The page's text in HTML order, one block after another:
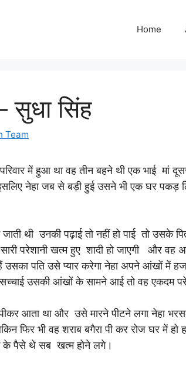
Home
सुधा सिंह
Team
में हुआ था वह तीन बहने थी एक भाई मां
नेहा जब से बड़ी हुई उसने भी एक घर पकड़
थी उनकी पढ़ाई तो नहीं हो पाई तो उसके
परेशानी खत्म हुए शादी हो जाएगी और
हैं उसका पति उसे प्यार करेगा नेहा अपने आंखों में
सच्चाई उसकी आंखों के सामने आईतो वह एकदम
आता था और उसे मारने पीटने लगा नेहा
फिर भी वह शराब बगैरा पी कर रोज घर में
के पैसे थे सब खत्म होने लगे।